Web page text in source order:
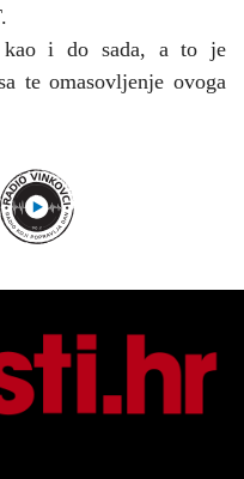
kao i do sada, a to je
te omasovljenje ovoga